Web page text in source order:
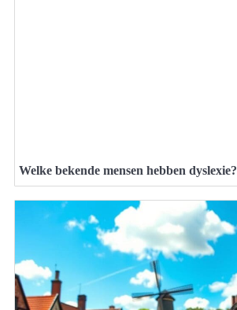
Welke bekende mensen hebben dyslexie?